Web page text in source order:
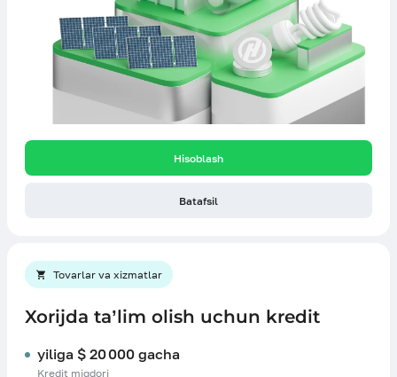
Hisoblash
Batafsil
Tovarlar va xizmatlar
Xorijda ta’lim olish uchun kredit
yiliga $ 20 000 gacha
Kredit miqdori